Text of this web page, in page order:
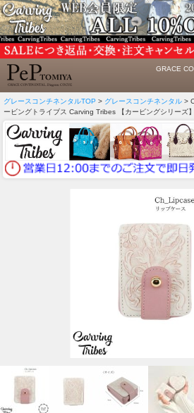
GRACE
グレースコンチネンタルTOP > グレースコンチネンタル >
ービングトライブス Carving Tribes 【カービングシリーズ】